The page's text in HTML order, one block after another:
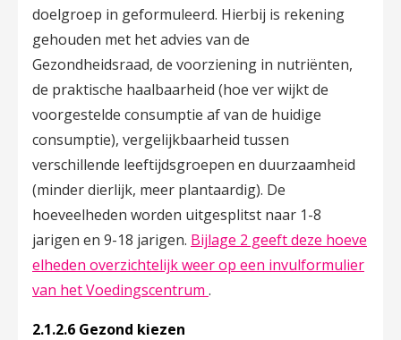
doelgroep in geformuleerd. Hierbij is rekening
gehouden met het advies van de
Gezondheidsraad, de voorziening in nutriënten,
de praktische haalbaarheid (hoe ver wijkt de
voorgestelde consumptie af van de huidige
consumptie), vergelijkbaarheid tussen
verschillende leeftijdsgroepen en duurzaamheid
(minder dierlijk, meer plantaardig). De
hoeveelheden worden uitgesplitst naar 1-8
jarigen en 9-18 jarigen. Bijlage 2 geeft deze hoeve
elheden overzichtelijk weer op een invulformulier
van het Voedingscentrum Deze linkt opent in een
.
2.1.2.6 Gezond kiezen